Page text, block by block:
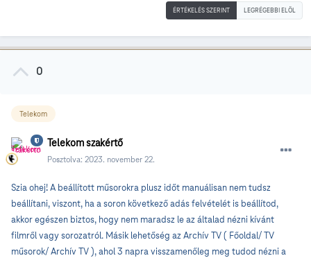
ÉRTÉKELÉS SZERINT LEGRÉGEBBI ELÖL
0
Telekom
Telekom szakértő
Posztolva: 2023. november 22.
Szia ohej! A beállított műsorokra plusz időt manuálisan nem tudsz
beállítani, viszont, ha a soron következő adás felvételét is beállítod,
akkor egészen biztos, hogy nem maradsz le az általad nézni kívánt
filmről vagy sorozatról. Másik lehetőség az Archív TV ( Főoldal/ TV
műsorok/ Archív TV ), ahol 3 napra visszamenőleg meg tudod nézni a